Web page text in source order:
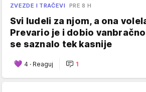
ZVEZDE I TRAČEVI PRE 8 H
Svi ludeli za njom, a ona
Prevario je i dobio
se saznalo tek kasnije
4 · Reaguj 1